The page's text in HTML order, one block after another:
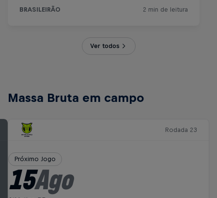
Ver todos
Massa Bruta em campo
Rodada 23
Próximo Jogo
15Ago